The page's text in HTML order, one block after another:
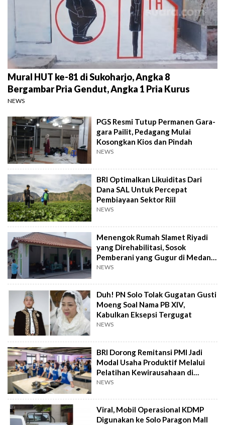
Mural HUT ke-81 di Sukoharjo, Angka 8
Bergambar Pria Gendut, Angka 1 Pria Kurus
NEWS
PGS Resmi Tutup Permanen Gara-
gara Pailit, Pedagang Mulai
Kosongkan Kios dan Pindah
NEWS
BRI Optimalkan Likuiditas Dari
Dana SAL Untuk Percepat
Pembiayaan Sektor Riil
NEWS
Menengok Rumah Slamet Riyadi
yang Direhabilitasi, Sosok
Pemberani yang Gugur di Medan
Perang
NEWS
Duh! PN Solo Tolak Gugatan Gusti
Moeng Soal Nama PB XIV,
Kabulkan Eksepsi Tergugat
NEWS
BRI Dorong Remitansi PMI Jadi
Modal Usaha Produktif Melalui
Pelatihan Kewirausahaan di
Taiwan
NEWS
Viral, Mobil Operasional KDMP
Digunakan ke Solo Paragon Mall